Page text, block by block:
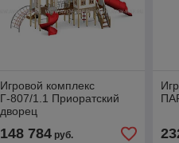
Игровой комплекс
Г-807/1.1 Приоратский
дворец
148 784руб.